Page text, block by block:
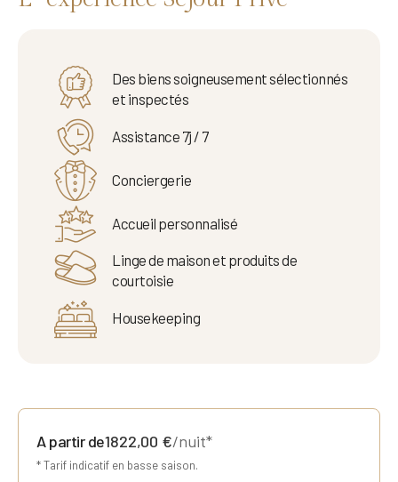
Des biens soigneusement sélectionnés
et inspectés
Assistance 7j / 7
Conciergerie
Accueil personnalisé
Linge de maison et produits de
courtoisie
Housekeeping
A partir de1822,00 €/nuit*
* Tarif indicatif en basse saison.